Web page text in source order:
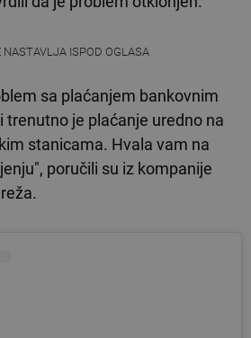
NASTAVLJA ISPOD OGLASA
sa plaćanjem bankovnim
trenutno je plaćanje uredno na
stanicama. Hvala vam na
poručili su iz kompanije